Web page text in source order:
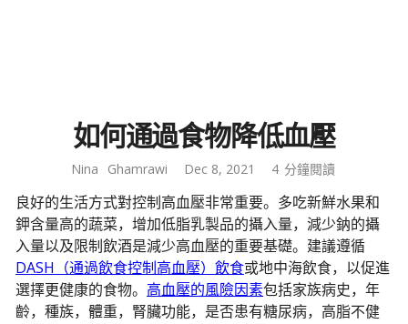
如何通過食物降低血壓
Nina Ghamrawi Dec 8, 2021 4 分鐘閱讀
良好的生活方式對控制高血壓非常重要。多吃新鮮水果和
鉀含量高的蔬菜，增加低脂乳製品的攝入量，減少鈉的攝
入量以及限制飲酒是減少高血壓的重要基礎。建議遵循
DASH（通過飲食控制高血壓）飲食或地中海飲食，以促進
選擇更健康的食物。 高血壓的風險因素包括家族病史，年
齡，種族，體重，腎臟功能，是否患有糖尿病，高脂不健